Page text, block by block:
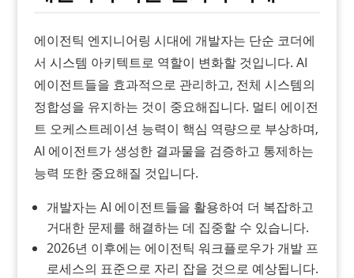
에이전틱 엔지니어링 시대에 개발자는 단순 코더에
서 시스템 아키텍트로 역할이 변화할 것입니다. AI
에이전트들을 효과적으로 관리하고, 전체 시스템의
정합성을 유지하는 것이 중요해집니다. 멀티 에이전
트 오케스트레이션 능력이 핵심 역량으로 부상하며,
AI 에이전트가 생성한 결과물을 검증하고 통제하는
능력 또한 중요해질 것입니다.
개발자는 AI 에이전트들을 활용하여 더 복잡하고
거대한 문제를 해결하는 데 집중할 수 있습니다.
2026년 이후에는 에이전틱 워크플로우가 개발 프
로세스의 표준으로 자리 잡을 것으로 예상됩니다.